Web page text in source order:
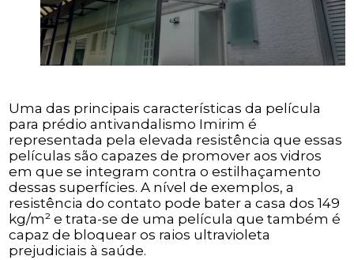
Uma das principais características da película
para prédio antivandalismo Imirim é
representada pela elevada resistência que essas
películas são capazes de promover aos vidros
em que se integram contra o estilhaçamento
dessas superfícies. A nível de exemplos, a
resistência do contato pode bater a casa dos 149
kg/m² e trata-se de uma película que também é
capaz de bloquear os raios ultravioleta
prejudiciais à saúde.